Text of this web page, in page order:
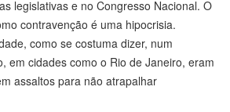
legislativas e no Congresso Nacional. O
contravenção é uma hipocrisia.
como se costuma dizer, num
em cidades como o Rio de Janeiro, eram
assaltos para não atrapalhar